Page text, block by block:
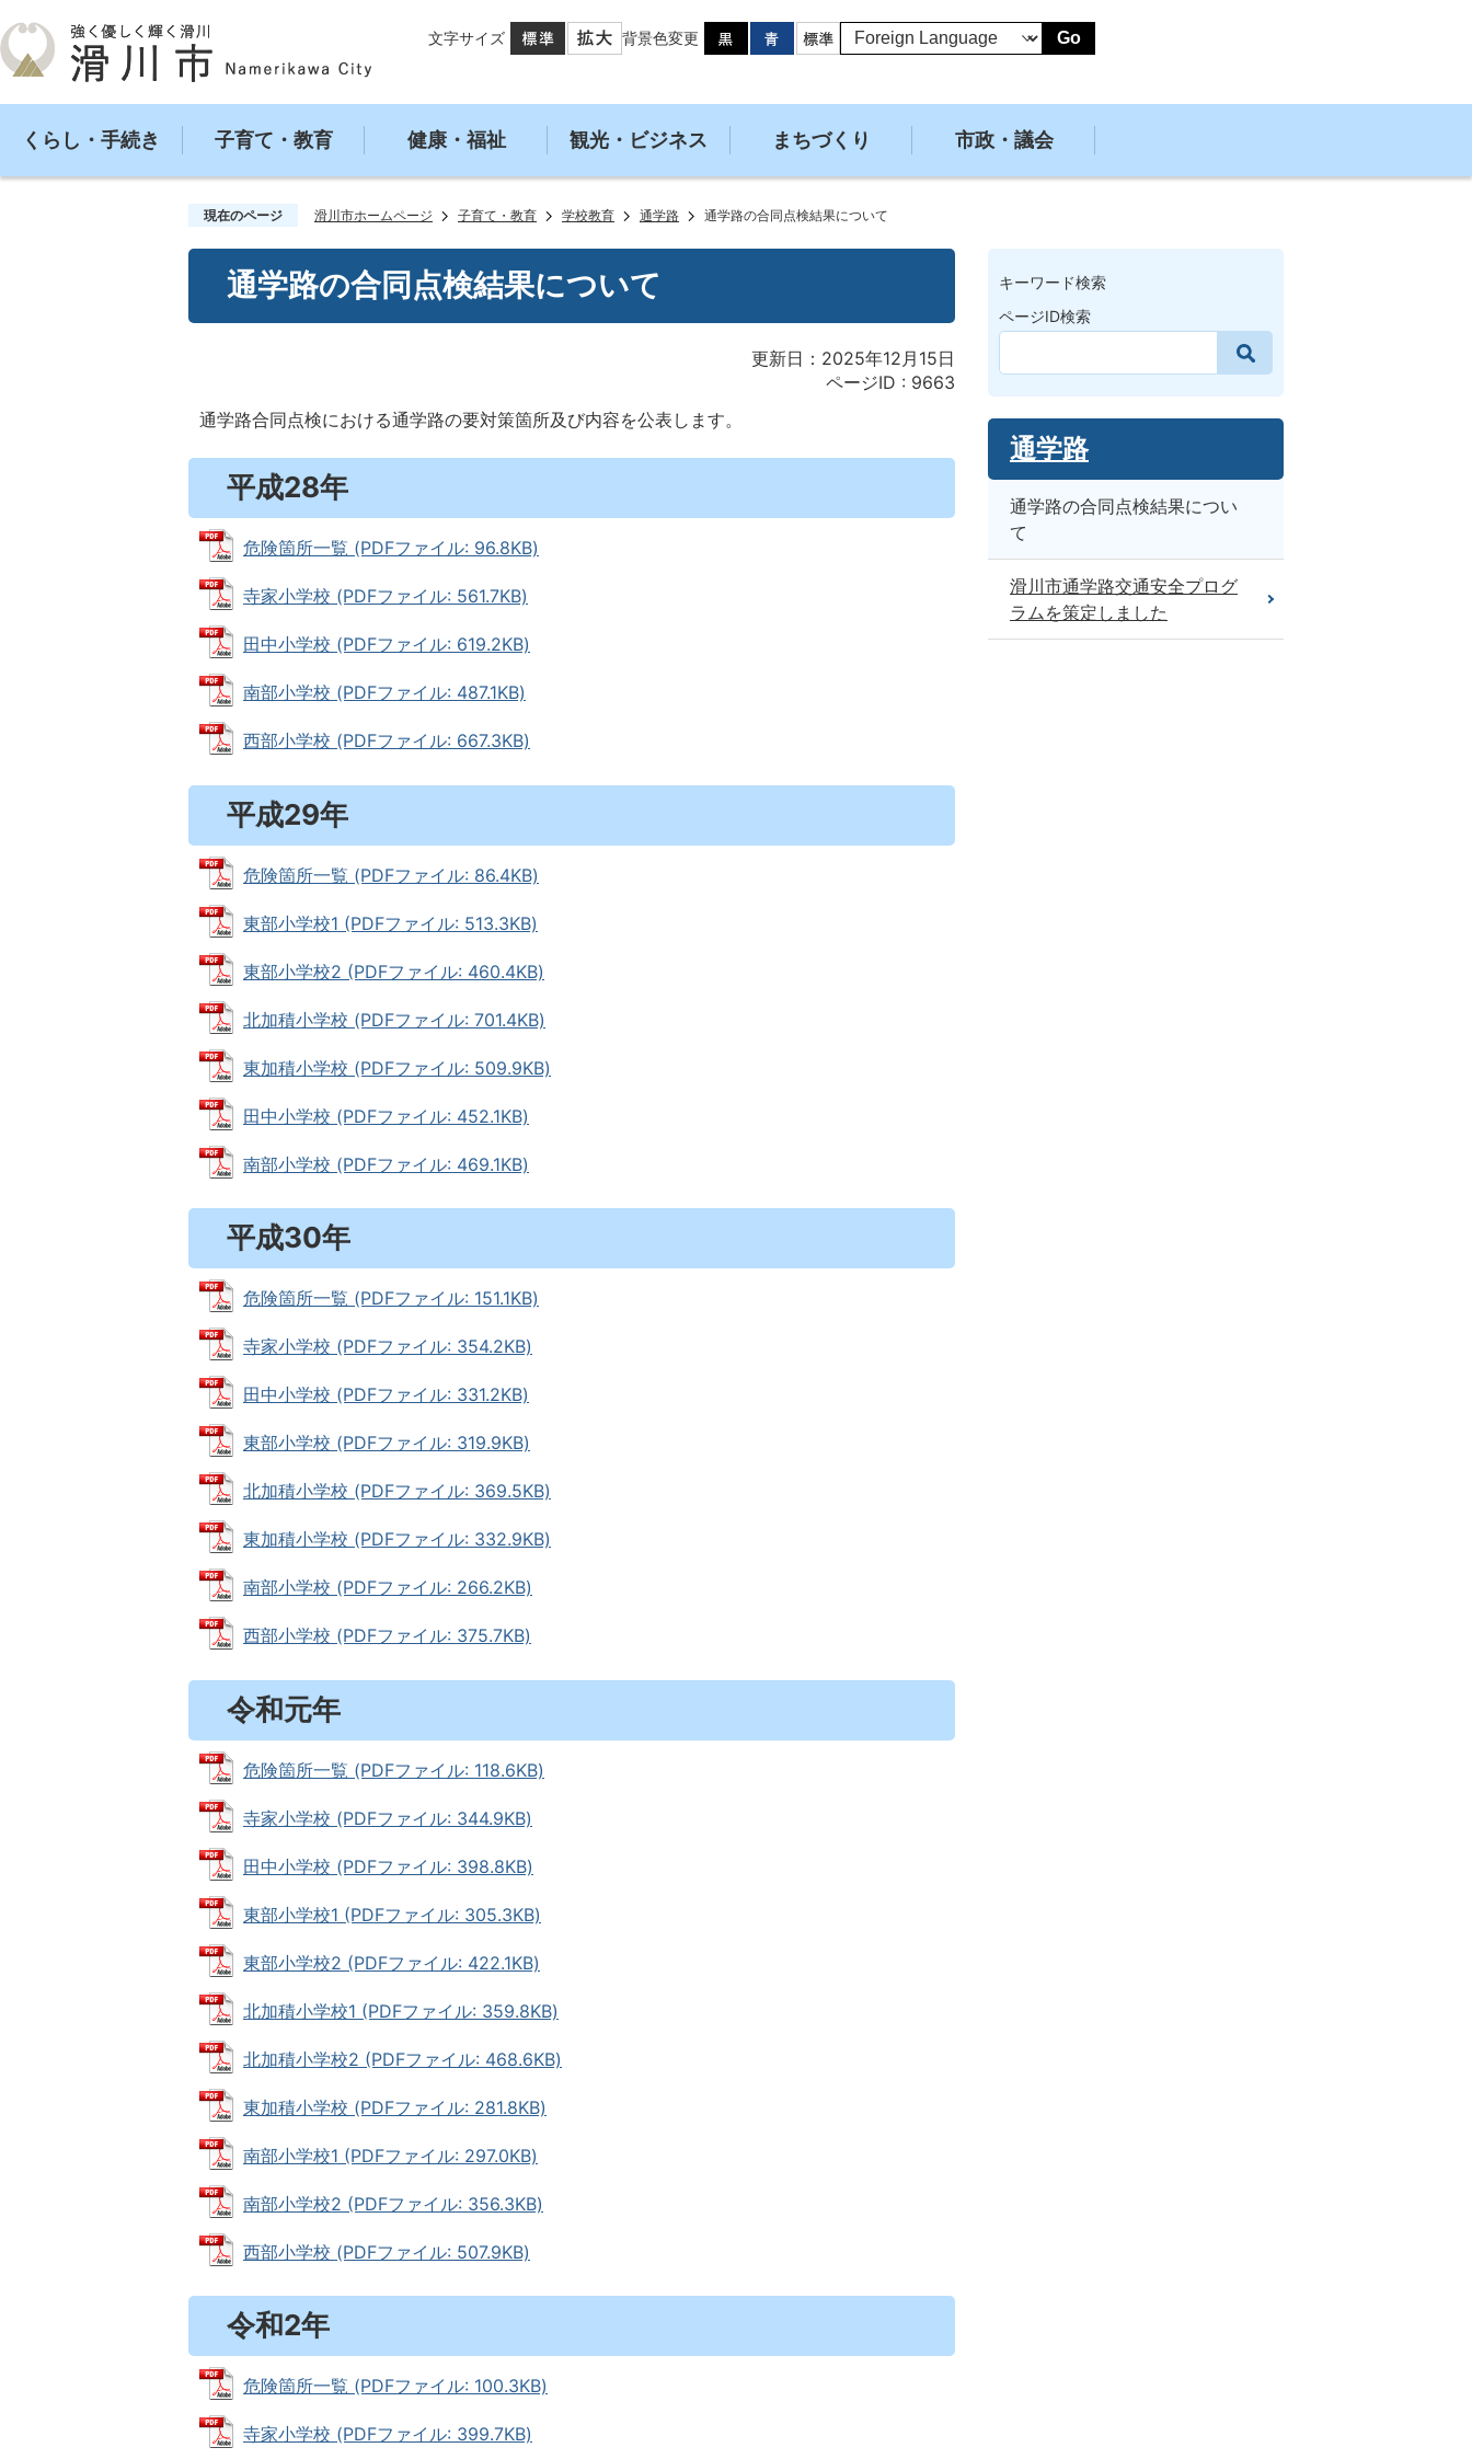
文字サイズ 背景色変更 Go
くらし・手続き 子育て・教育 健康・福祉 観光・ビジネス まちづくり 市政・議会
現在のページ 滑川市ホームページ 子育て・教育 学校教育 通学路 通学路の合同点検結果について
通学路の合同点検結果について
更新日：2025年12月15日
ページID : 9663
通学路合同点検における通学路の要対策箇所及び内容を公表します。
平成28年
危険箇所一覧 (PDFファイル: 96.8KB)
寺家小学校 (PDFファイル: 561.7KB)
田中小学校 (PDFファイル: 619.2KB)
南部小学校 (PDFファイル: 487.1KB)
西部小学校 (PDFファイル: 667.3KB)
平成29年
危険箇所一覧 (PDFファイル: 86.4KB)
東部小学校1 (PDFファイル: 513.3KB)
東部小学校2 (PDFファイル: 460.4KB)
北加積小学校 (PDFファイル: 701.4KB)
東加積小学校 (PDFファイル: 509.9KB)
田中小学校 (PDFファイル: 452.1KB)
南部小学校 (PDFファイル: 469.1KB)
平成30年
危険箇所一覧 (PDFファイル: 151.1KB)
寺家小学校 (PDFファイル: 354.2KB)
田中小学校 (PDFファイル: 331.2KB)
東部小学校 (PDFファイル: 319.9KB)
北加積小学校 (PDFファイル: 369.5KB)
東加積小学校 (PDFファイル: 332.9KB)
南部小学校 (PDFファイル: 266.2KB)
西部小学校 (PDFファイル: 375.7KB)
令和元年
危険箇所一覧 (PDFファイル: 118.6KB)
寺家小学校 (PDFファイル: 344.9KB)
田中小学校 (PDFファイル: 398.8KB)
東部小学校1 (PDFファイル: 305.3KB)
東部小学校2 (PDFファイル: 422.1KB)
北加積小学校1 (PDFファイル: 359.8KB)
北加積小学校2 (PDFファイル: 468.6KB)
東加積小学校 (PDFファイル: 281.8KB)
南部小学校1 (PDFファイル: 297.0KB)
南部小学校2 (PDFファイル: 356.3KB)
西部小学校 (PDFファイル: 507.9KB)
令和2年
危険箇所一覧 (PDFファイル: 100.3KB)
寺家小学校 (PDFファイル: 399.7KB)
キーワード検索
ページID検索
通学路
通学路の合同点検結果につい
て
滑川市通学路交通安全プログ
ラムを策定しました